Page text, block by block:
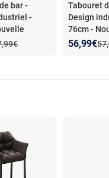
bar -
-
Bleu
prix :
:
de :
Tabouret
Design
76cm -
édition-
Nouveau
56,99€